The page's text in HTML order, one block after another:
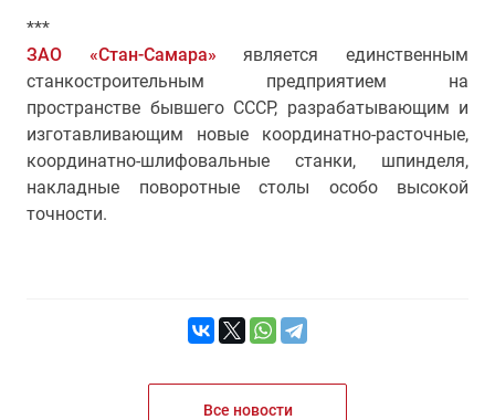
***
ЗАО «Стан-Самара» является единственным
станкостроительным предприятием на
пространстве бывшего СССР, разрабатывающим и
изготавливающим новые координатно-расточные,
координатно-шлифовальные станки, шпинделя,
накладные поворотные столы особо высокой
точности.
Все новости